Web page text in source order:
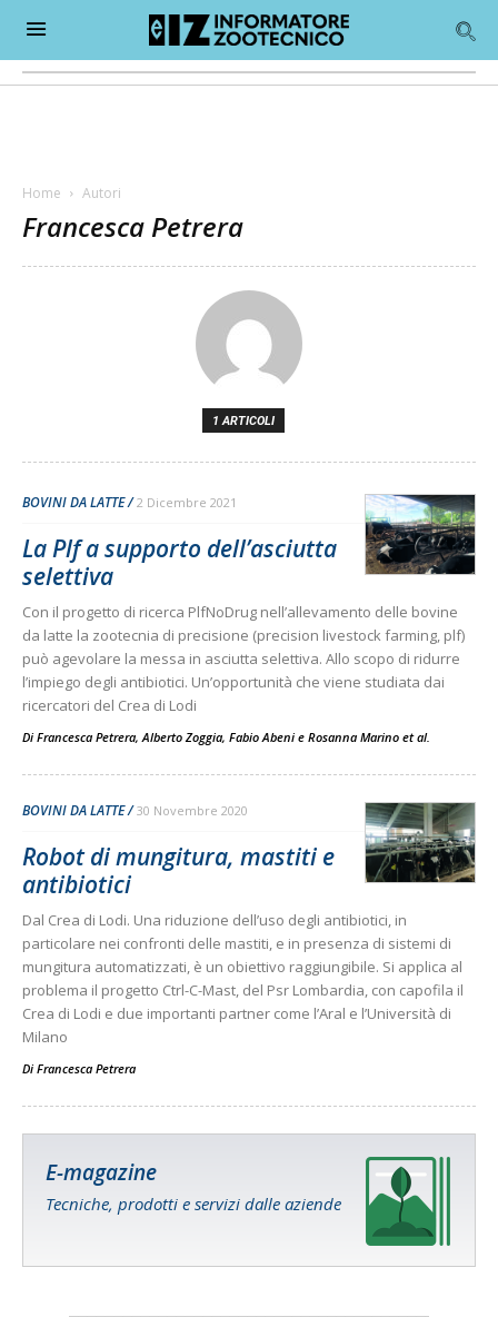
Home Autori
Francesca Petrera
1 ARTICOLI
BOVINI DA LATTE 2 Dicembre 2021
La Plf a supporto dell’asciutta
selettiva
Con il progetto di ricerca PlfNoDrug nell’allevamento delle bovine
da latte la zootecnia di precisione (precision livestock farming, plf)
può agevolare la messa in asciutta selettiva. Allo scopo di ridurre
l’impiego degli antibiotici. Un’opportunità che viene studiata dai
ricercatori del Crea di Lodi
Di Francesca Petrera,Alberto Zoggia, Fabio Abeni e Rosanna Marino et al.
BOVINI DA LATTE 30 Novembre 2020
Robot di mungitura, mastiti e
antibiotici
Dal Crea di Lodi. Una riduzione dell’uso degli antibiotici, in
particolare nei confronti delle mastiti, e in presenza di sistemi di
mungitura automatizzati, è un obiettivo raggiungibile. Si applica al
problema il progetto Ctrl-C-Mast, del Psr Lombardia, con capofila il
Crea di Lodi e due importanti partner come l’Aral e l’Università di
Milano
Di Francesca Petrera
E-magazine
Tecniche, prodotti e servizi dalle aziende